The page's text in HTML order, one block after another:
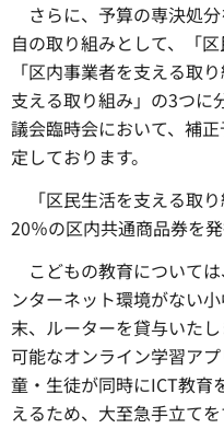
さらに、予算の専決処
自の取り組みとして、「
「区内事業者を支える取
支える取り組み」の3つに
議会臨時会において、補
定しております。
「区民生活を支える取
20％の区内共通商品券を発
こどもの教育について
ンターネット環境がない
末、ルーターを貸与いた
可能なオンライン学習ア
童・生徒が同時にICT教育
えるため、大至急手立て